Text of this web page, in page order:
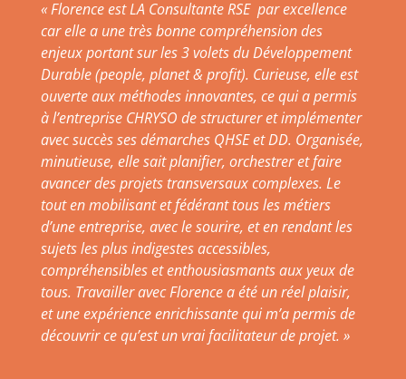
«Florence est LA Consultante RSE par excellence
car elle a une très bonne compréhension des
enjeux portant sur les 3 volets du Développement
Durable (people, planet & profit). Curieuse, elle est
ouverte aux méthodes innovantes, ce qui a permis
à l’entreprise CHRYSO de structurer et implémenter
avec succès ses démarches QHSE et DD. Organisée,
minutieuse, elle sait planifier, orchestrer et faire
avancer des projets transversaux complexes. Le
tout en mobilisant et fédérant tous les métiers
d’une entreprise, avec le sourire, et en rendant les
sujets les plus indigestes accessibles,
compréhensibles et enthousiasmants aux yeux de
tous. Travailler avec Florence a été un réel plaisir,
et une expérience enrichissante qui m’a permis de
découvrir ce qu’est un vrai facilitateur de projet. »